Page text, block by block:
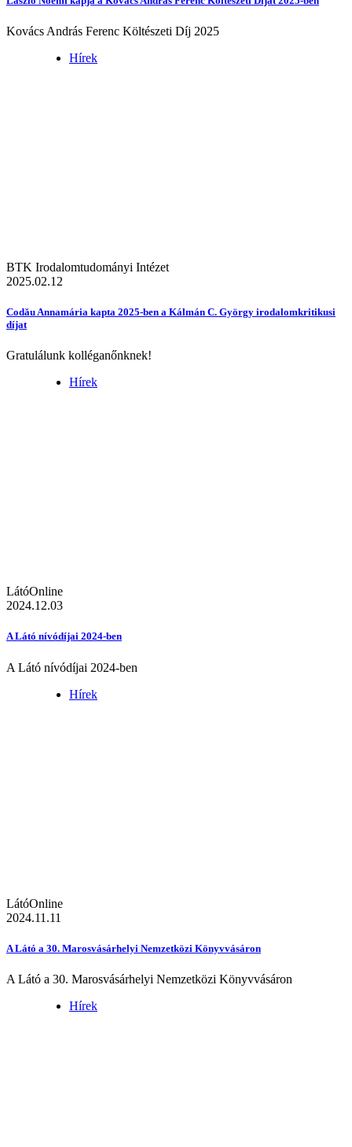
Kovács András Ferenc Költészeti Díj 2025
Hírek
BTK Irodalomtudományi Intézet
2025.02.12
Codău Annamária kapta 2025-ben a Kálmán C. György irodalomkritikusi
díjat
Gratulálunk kolléganőnknek!
Hírek
LátóOnline
2024.12.03
A Látó nívódíjai 2024-ben
A Látó nívódíjai 2024-ben
Hírek
LátóOnline
2024.11.11
A Látó a 30. Marosvásárhelyi Nemzetközi Könyvvásáron
A Látó a 30. Marosvásárhelyi Nemzetközi Könyvvásáron
Hírek